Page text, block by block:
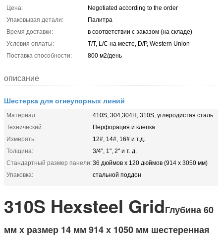
Цена:
Negotiated according to the order
Упаковывая детали:
Палитра
Время доставки:
в соответствии с заказом (на складе)
Условия оплаты:
T/T, L/C на месте, D/P, Western Union
Поставка способности:
800 м2/день
описание
Шестерка для огнеупорных линий
Материал:
410S, 304,304H, 310S, углеродистая сталь
Технический:
Перфорация и клепка
Измерять:
12#, 14#, 16# и т.д.
Толщина:
3/4", 1", 2" и т. д.
Стандартный размер панели:36 дюймов х 120 дюймов (914 х 3050 мм)
Упаковка:
стальной поддон
310S Hexsteel GridГлубина 60
мм х размер 14 мм 914 х 1050 мм шестеренная